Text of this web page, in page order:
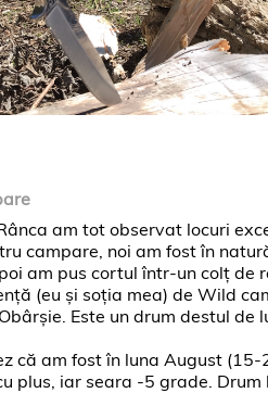
am tot observat locuri
campare, noi am fost în
am pus cortul într-un colț de
(eu și soția mea) de Wild
Este un drum destul
că am fost în luna August
plus, iar seara -5 grade.